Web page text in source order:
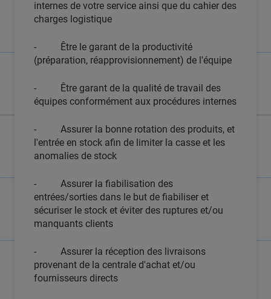
internes de votre service ainsi que du cahier des
charges logistique
- Être le garant de la productivité
(préparation, réapprovisionnement) de l'équipe
- Être garant de la qualité de travail des
équipes conformément aux procédures internes
- Assurer la bonne rotation des produits, et
l'entrée en stock afin de limiter la casse et les
anomalies de stock
- Assurer la fiabilisation des
entrées/sorties dans le but de fiabiliser et
sécuriser le stock et éviter des ruptures et/ou
manquants clients
- Assurer la réception des livraisons
provenant de la centrale d'achat et/ou
fournisseurs directs